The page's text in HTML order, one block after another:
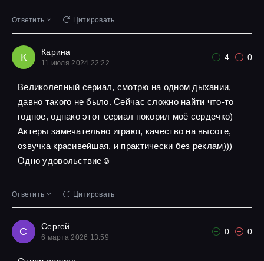
Ответить Цитировать
К Карина
11 июля 2024 22:22
4 0
Великолепный сериал, смотрю на одном дыхании,
давно такого не было. Сейчас сложно найти что-то
годное, однако этот сериал покорил моё сердечко)
Актеры замечательно играют, качество на высоте,
озвучка красивейшая, и практически без реклам)))
Одно удовольствие☺️
Ответить Цитировать
С Сергей
6 марта 2026 13:59
0 0